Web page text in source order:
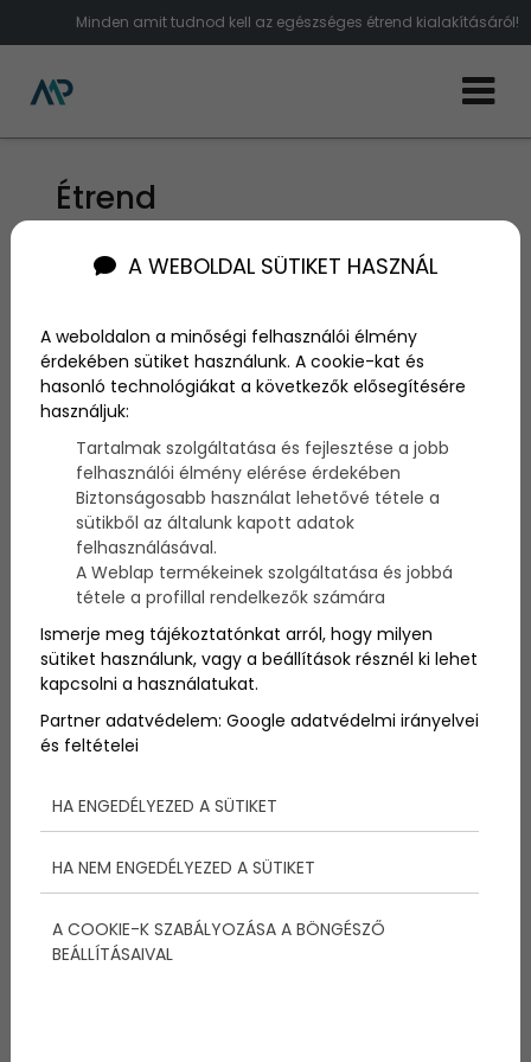
Minden amit tudnod kell az egészséges étrend kialakításáról!
Étrend
2025-05-19
Ezért fontosabb a
reggeli minden
étkezésünknél!
Gyakran mondják, hogy a reggeli a nap
legfontosabb étkezése, és ennek megfelelően
tápláló legyen, és ezzel megteremtsük a
napunk jó alapjait.
Tovább
A WEBOLDAL SÜTIKET HASZNÁL
A weboldalon a minőségi felhasználói élmény
érdekében sütiket használunk. A cookie-kat és
hasonló technológiákat a következők elősegítésére
használjuk:
Tartalmak szolgáltatása és fejlesztése a jobb
felhasználói élmény elérése érdekében
Biztonságosabb használat lehetővé tétele a
sütikből az általunk kapott adatok
felhasználásával.
A Weblap termékeinek szolgáltatása és jobbá
tétele a profillal rendelkezők számára
Ismerje meg tájékoztatónkat arról, hogy milyen
sütiket használunk, vagy a beállítások résznél ki lehet
kapcsolni a használatukat.
Partner adatvédelem: Google adatvédelmi irányelvei
és feltételei
HA ENGEDÉLYEZED A SÜTIKET
HA NEM ENGEDÉLYEZED A SÜTIKET
A COOKIE-K SZABÁLYOZÁSA A BÖNGÉSZŐ
BEÁLLÍTÁSAIVAL